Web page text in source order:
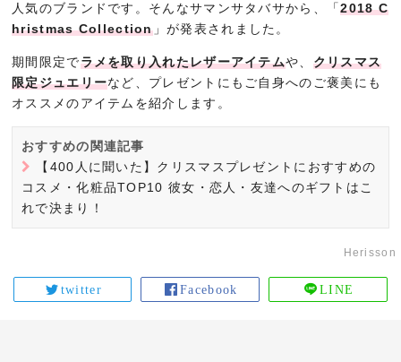
人気のブランドです。そんなサマンサタバサから、「2018 C
hristmas Collection」が発表されました。
期間限定でラメを取り入れたレザーアイテムや、 クリスマス
限定ジュエリーなど、プレゼントにもご自身へのご褒美にも
オススメのアイテムを紹介します。
おすすめの関連記事
【400人に聞いた】クリスマスプレゼントにおすすめの
コスメ・化粧品TOP10 彼女・恋人・友達へのギフトはこ
れで決まり！
Herisson
twitter Facebook LINE